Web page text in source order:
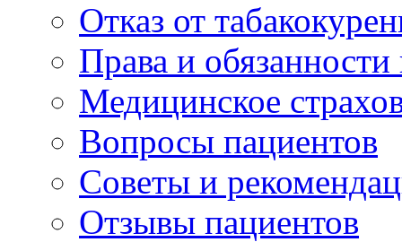
Отказ от
Права и
Медицинское
Вопросы пациентов
Советы и
Отзывы пациентов